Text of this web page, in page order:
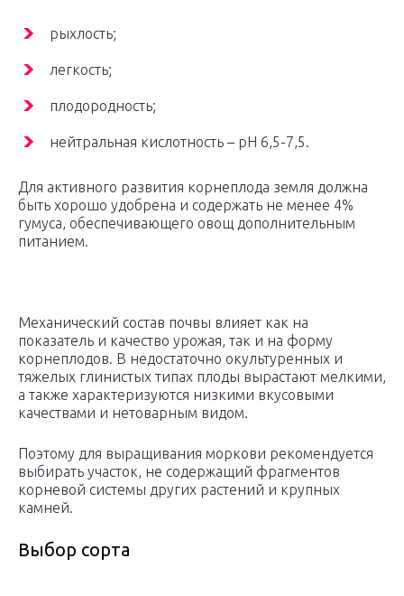
рыхлость;
легкость;
плодородность;
нейтральная кислотность – рН 6,5-7,5.
Для активного развития корнеплода земля должна
быть хорошо удобрена и содержать не менее 4%
гумуса, обеспечивающего овощ дополнительным
питанием.
Механический состав почвы влияет как на
показатель и качество урожая, так и на форму
корнеплодов. В недостаточно окультуренных и
тяжелых глинистых типах плоды вырастают мелкими,
а также характеризуются низкими вкусовыми
качествами и нетоварным видом.
Поэтому для выращивания моркови рекомендуется
выбирать участок, не содержащий фрагментов
корневой системы других растений и крупных
камней.
Выбор сорта